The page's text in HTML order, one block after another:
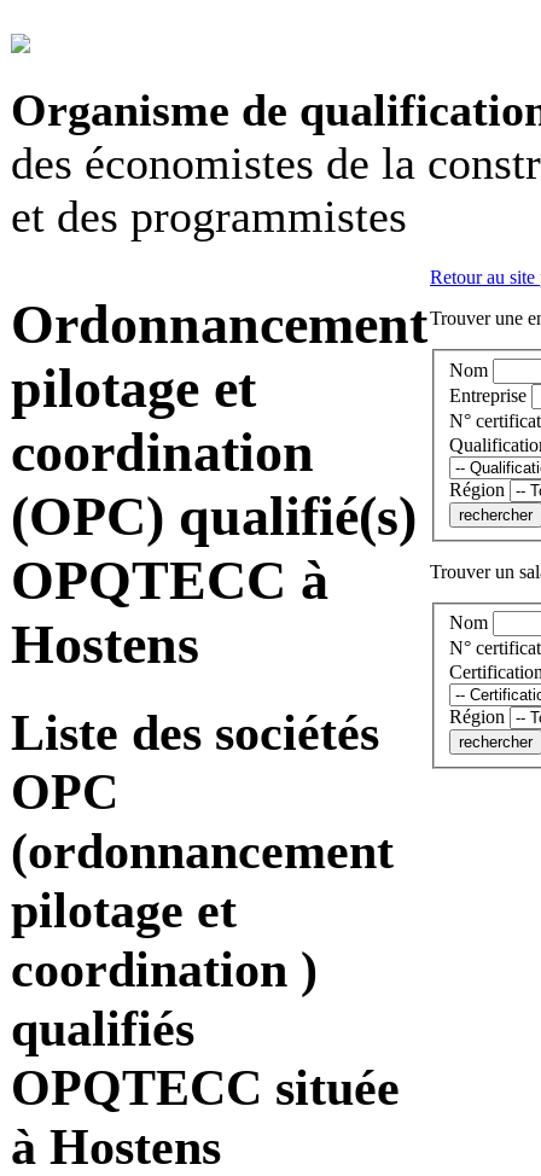
Organisme de
des économistes de la
et des programmistes
Ordonnancement
pilotage et
coordination
(OPC) qualifié(s)
OPQTECC à
Hostens
Liste des sociétés
OPC
(ordonnancement
pilotage et
coordination )
qualifiés
OPQTECC située
à Hostens
Retour au
Trouver une
Nom
Entreprise
N° certificat
Région
Trouver un
Nom
N° certificat
Région